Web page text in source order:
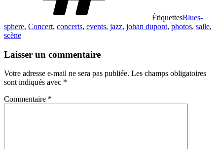
ÉtiquettesBlues-
sphere, Concert, concerts, events, jazz, johan dupont, photos, salle,
scène
Laisser un commentaire
Votre adresse e-mail ne sera pas publiée. Les champs obligatoires
sont indiqués avec *
Commentaire *